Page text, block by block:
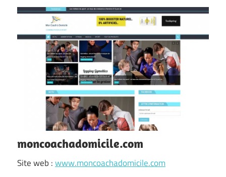
moncoachadomicile.com
Site web :www.moncoachadomicile.com